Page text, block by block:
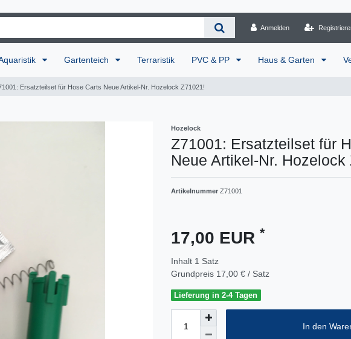
Anmelden
Gartenteich Terraristik PVC & PP Haus & Garten
Ersatzteilset für Hose Carts Neue Artikel-Nr. Hozelock Z71021!
Hozelock
Z71001: Ersatzteilset für
Neue Artikel-Nr. Hozelock
Artikelnummer Z71001
17,00 EUR *
Inhalt 1 Satz
Grundpreis 17,00 € / Satz
Lieferung in 2-4 Tagen
In den